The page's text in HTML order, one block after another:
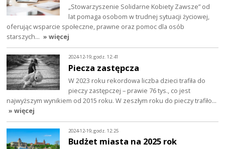
„Stowarzyszenie Solidarne Kobiety Zawsze” od
lat pomaga osobom w trudnej sytuacji życiowej,
oferując wsparcie społeczne, prawne oraz pomoc dla osób
starszych… » więcej
2024-12-19, godz. 12:41
Piecza zastępcza
W 2023 roku rekordowa liczba dzieci trafiła do
pieczy zastępczej – prawie 76 tys., co jest
najwyższym wynikiem od 2015 roku. W zeszłym roku do pieczy trafiło…
» więcej
2024-12-19, godz. 12:25
Budżet miasta na 2025 rok